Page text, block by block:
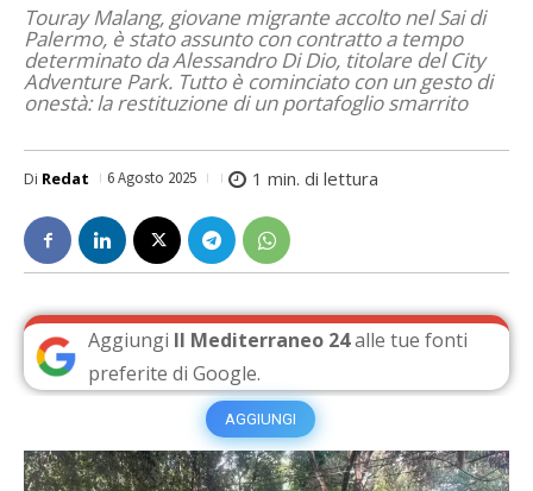
Touray Malang, giovane migrante accolto nel Sai di
Palermo, è stato assunto con contratto a tempo
determinato da Alessandro Di Dio, titolare del City
Adventure Park. Tutto è cominciato con un gesto di
onestà: la restituzione di un portafoglio smarrito
Di Redat 6 Agosto 2025 1 min. di lettura
Aggiungi Il Mediterraneo 24alle tue fonti
preferite di Google.
AGGIUNGI